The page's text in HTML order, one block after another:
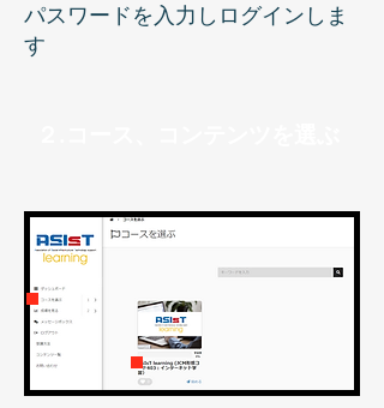
パスワードを入力しログインしま
す